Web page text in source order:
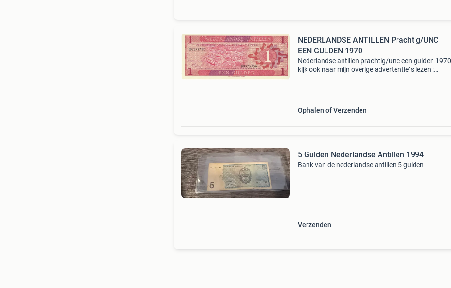
NEDERLANDSE ANTILLEN Prachtig/UNC
EEN GULDEN 1970
Nederlandse antillen prachtig/unc een gulden 1970
kijk ook naar mijn overige advertentie`s lezen ;
Ophalen of Verzenden
5 Gulden Nederlandse Antillen 1994
Bank van de nederlandse antillen 5 gulden
Verzenden